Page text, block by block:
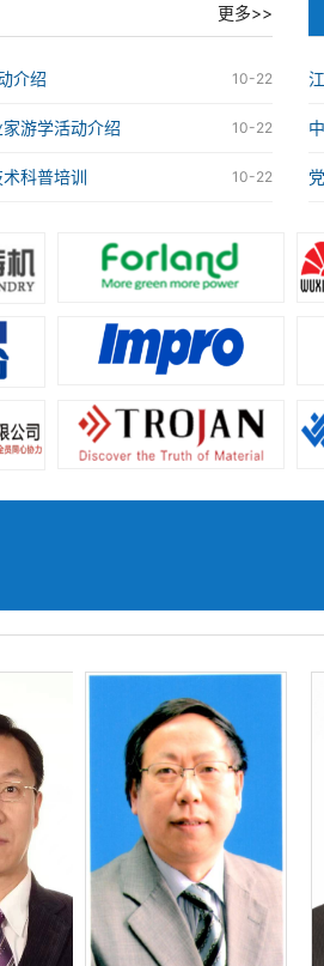
更多>>
10-22
介绍
10-22
游学活动介绍
10-22
科普培训